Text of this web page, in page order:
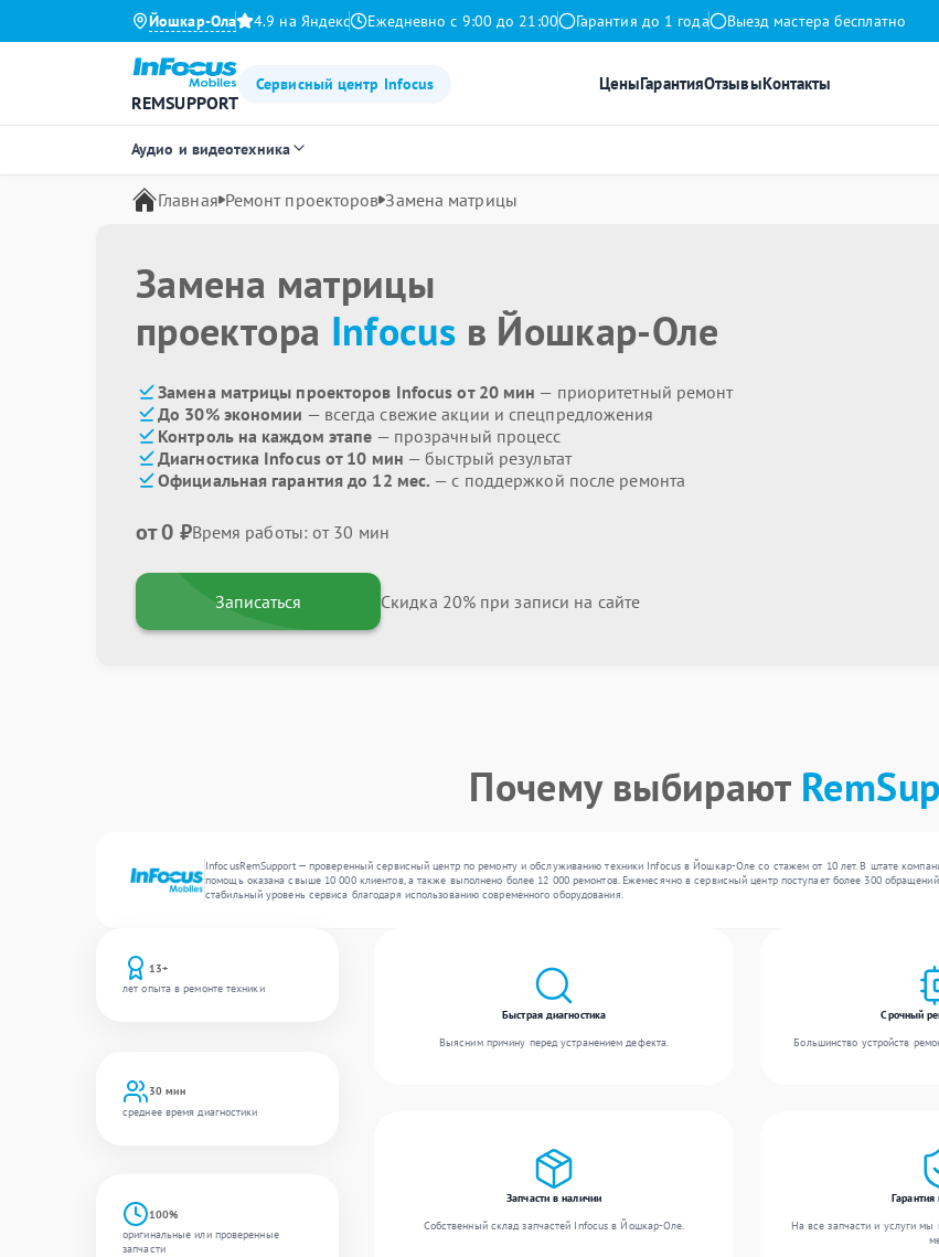
Йошкар-Ола 4.9 на Яндекс Ежедневно с 9:00 до 21:00 Гарантия до 1 года Выезд мастера бесплатно
REMSUPPORT
Сервисный центр Infocus ЦеныГарантияОтзывыКонтакты
Аудио и видеотехника
Главная Ремонт проекторов Замена матрицы
Замена матрицы
проектора Infocus в Йошкар-Оле
Замена матрицы проекторов Infocus от 20 мин — приоритетный ремонт
До 30% экономии — всегда свежие акции и спецпредложения
Контроль на каждом этапе — прозрачный процесс
Диагностика Infocus от 10 мин — быстрый результат
Официальная гарантия до 12 мес. — с поддержкой после ремонта
от 0 ₽Время работы: от 30 мин
Записаться Скидка 20% при записи на сайте
Почему выбирают
InfocusRemSupport — проверенный сервисный центр по ремонту и обслуживанию техники Infocus в Йошкар-Оле со стажем от 10 лет. В штате
помощь оказана свыше 10 000 клиентов, а также выполнено более 12 000 ремонтов. Ежемесячно в сервисный центр поступает более 300
стабильный уровень сервиса благодаря использованию современного оборудования.
13+
лет опыта в ремонте техники
30 мин
среднее время диагностики
100%
оригинальные или проверенные
запчасти
Быстрая диагностика
Выясним причину перед устранением дефекта.
Срочный
Большинство устройств
Запчасти в наличии
Собственный склад запчастей Infocus в Йошкар-Оле.
На все запчасти и услуги мы